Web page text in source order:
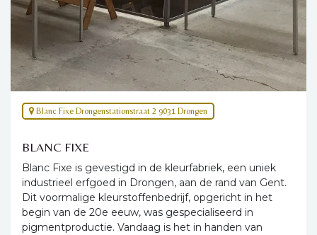
Blanc Fixe Drongenstationstraat 2 9031 Drongen
BLANC FIXE
Blanc Fixe is gevestigd in de kleurfabriek, een uniek
industrieel erfgoed in Drongen, aan de rand van Gent.
Dit voormalige kleurstoffenbedrijf, opgericht in het
begin van de 20e eeuw, was gespecialiseerd in
pigmentproductie. Vandaag is het in handen van